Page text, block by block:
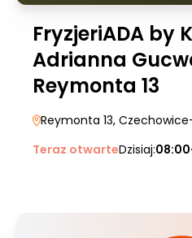
FryzjeriADA by
Adrianna
Reymonta 13
Reymonta 13,
Teraz otwarteDzisiaj: